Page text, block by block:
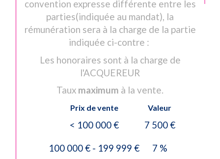
convention expresse différente entre les
parties(indiquée au mandat), la
rémunération sera à la charge de la partie
indiquée ci-contre :
Les honoraires sont à la charge de
l'ACQUEREUR
Taux maximum à la vente.
Prix de vente Valeur
< 100 000 € 7 500 €
100 000 € - 199 999 € 7 %